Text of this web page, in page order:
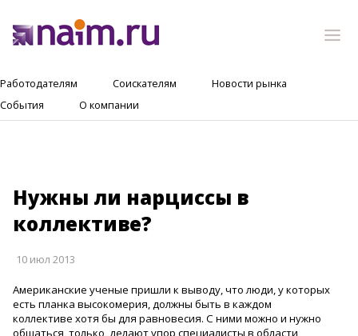
Работодателям Соискателям
Новости рынка
События
О компании
Нужны ли нарциссы в
коллективе?
10 июл 2013
Американские ученые пришли к выводу, что люди, у которых
есть планка высокомерия, должны быть в каждом
коллективе хотя бы для равновесия. С ними можно и нужно
общаться, только, делают упор специалисты в области